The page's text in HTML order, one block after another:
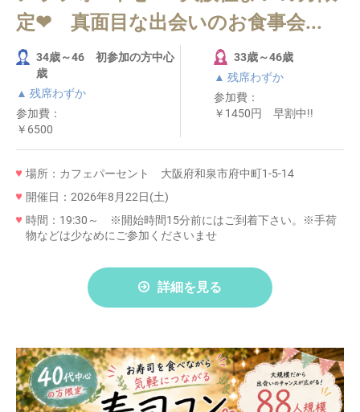
定❤ 真面目な出会いのお食事会...
34歳～46 初参加の方中心
歳
▲ 残席わずか
参加費：
￥6500
33歳～46歳
▲ 残席わずか
参加費：
￥1450円 早割中!!
場所：カフェパーセント 大阪府和泉市府中町1-5-14
開催日：2026年8月22日(土)
時間：19:30～ ※開始時間15分前にはご到着下さい。※手荷
物などは少なめにご参加くださいませ
詳細を見る